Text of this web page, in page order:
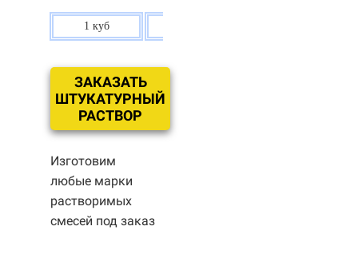
1 куб
ЗАКАЗАТЬ
ШТУКАТУРНЫЙ
РАСТВОР
Изготовим
любые марки
растворимых
смесей под заказ